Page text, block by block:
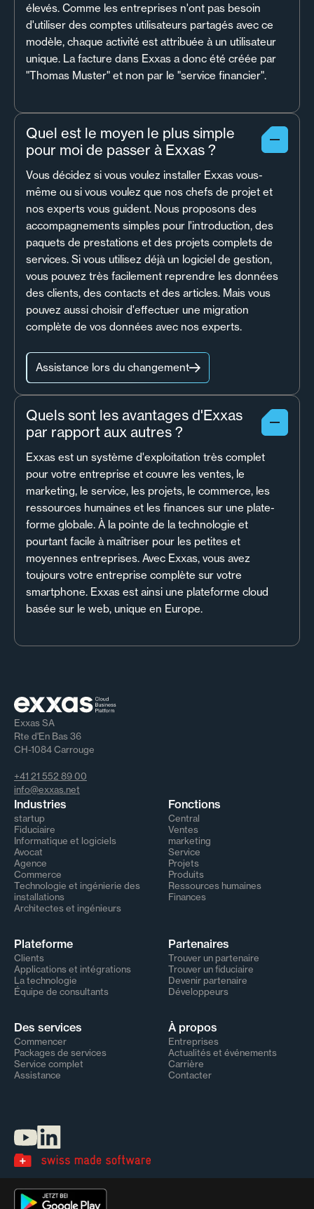
élevés. Comme les entreprises n'ont pas besoin
d'utiliser des comptes utilisateurs partagés avec ce
modèle, chaque activité est attribuée à un utilisateur
unique. La facture dans Exxas a donc été créée par
"Thomas Muster" et non par le "service financier".
Quel est le moyen le plus simple
pour moi de passer à Exxas ?
Vous décidez si vous voulez installer Exxas vous-
même ou si vous voulez que nos chefs de projet et
nos experts vous guident. Nous proposons des
accompagnements simples pour l'introduction, des
paquets de prestations et des projets complets de
services. Si vous utilisez déjà un logiciel de gestion,
vous pouvez très facilement reprendre les données
des clients, des contacts et des articles. Mais vous
pouvez aussi choisir d'effectuer une migration
complète de vos données avec nos experts.
Assistance lors du changement
Quels sont les avantages d'Exxas
par rapport aux autres ?
Exxas est un système d'exploitation très complet
pour votre entreprise et couvre les ventes, le
marketing, le service, les projets, le commerce, les
ressources humaines et les finances sur une plate-
forme globale. À la pointe de la technologie et
pourtant facile à maîtriser pour les petites et
moyennes entreprises. Avec Exxas, vous avez
toujours votre entreprise complète sur votre
smartphone. Exxas est ainsi une plateforme cloud
basée sur le web, unique en Europe.
Exxas SA
Rte d'En Bas 36
CH-1084 Carrouge
+41 21 552 89 00
info@exxas.net
Industries
startup
Fiduciaire
Informatique et logiciels
Avocat
Agence
Commerce
Technologie et ingénierie des
installations
Architectes et ingénieurs
Fonctions
Central
Ventes
marketing
Service
Projets
Produits
Ressources humaines
Finances
Plateforme
Clients
Applications et intégrations
La technologie
Équipe de consultants
Partenaires
Trouver un partenaire
Trouver un fiduciaire
Devenir partenaire
Développeurs
Des services
Commencer
Packages de services
Service complet
Assistance
À propos
Entreprises
Actualités et événements
Carrière
Contacter